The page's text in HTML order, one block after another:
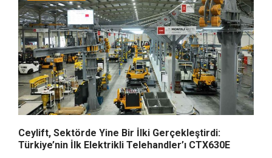
Ceylift, Sektörde Yine Bir İlki Gerçekleştirdi:
Türkiye’nin İlk Elektrikli Telehandler’ı CTX630E